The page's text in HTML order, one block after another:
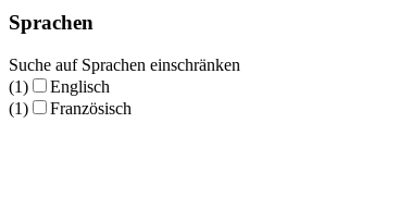
Sprachen
Suche auf Sprachen einschränken
(1)
Englisch
(1)
Französisch